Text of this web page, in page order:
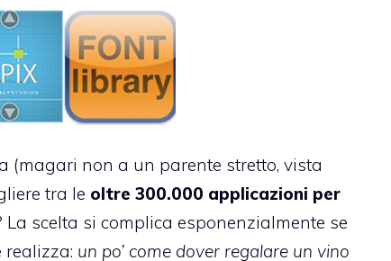
(magari non a un parente stretto, vista
tra le oltre 300.000 applicazioni per
scelta si complica esponenzialmente se
un po’ come dover regalare un vino